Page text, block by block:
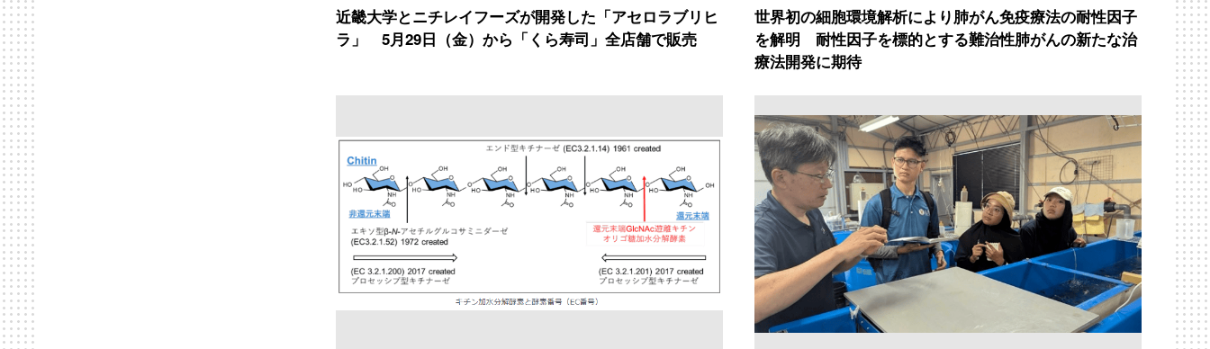
近畿大学とニチレイフーズが開発した「アセロラブリヒ
ラ」 5月29日（金）から「くら寿司」全店舗で販売
世界初の細胞環境解析により肺がん免疫療法の耐性因子
を解明 耐性因子を標的とする難治性肺がんの新たな治
療法開発に期待